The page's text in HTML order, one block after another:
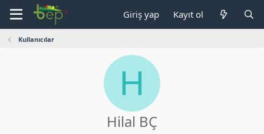
Giriş yap Kayıt ol
Kullanıcılar
H
Hilal BÇ